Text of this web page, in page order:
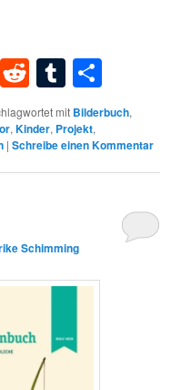
XINGRedditTumblr
mit Bilderbuch,
,Kinder, Projekt,
|Schreibe einen Kommentar
Schimming